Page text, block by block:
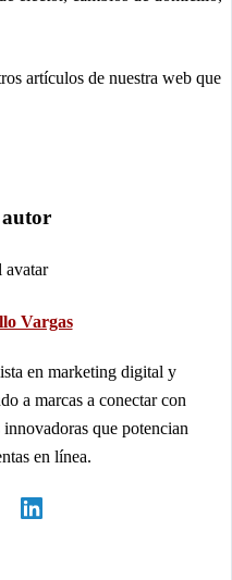
artículos de nuestra web que
autor
Vargas
en marketing digital y
a marcas a conectar con
que potencian
en línea.